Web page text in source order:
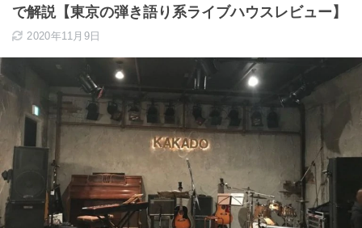
で解説【東京の弾き語り系ライブハウスレビュー】
2020年11月9日